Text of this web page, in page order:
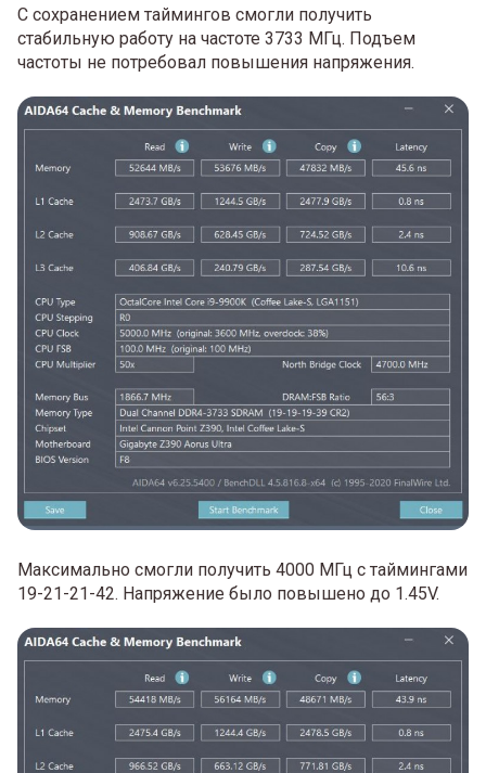
С сохранением таймингов смогли получить
стабильную работу на частоте 3733 МГц. Подъем
частоты не потребовал повышения напряжения.
Максимально смогли получить 4000 МГц с таймингами
19-21-21-42. Напряжение было повышено до 1.45V.